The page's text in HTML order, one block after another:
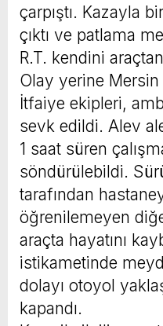
çarpıştı. Kazayla
çıktı ve patlama
R.T. kendini
Olay yerine
İtfaiye ekipleri,
sevk edildi. Alev
1 saat süren
söndürülebildi.
tarafından
öğrenilemeyen
araçta hayatını
istikametinde
dolayı otoyol
kapandı.